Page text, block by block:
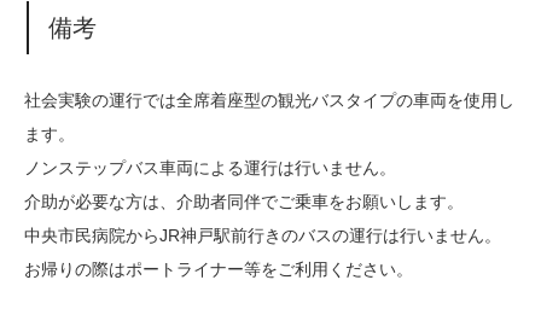
備考
社会実験の運行では全席着座型の観光バスタイプの車両を使用し
ます。
ノンステップバス車両による運行は行いません。
介助が必要な方は、介助者同伴でご乗車をお願いします。
中央市民病院からJR神戸駅前行きのバスの運行は行いません。
お帰りの際はポートライナー等をご利用ください。